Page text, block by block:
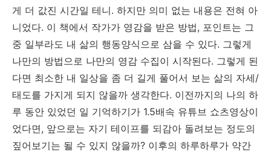
게 더 값진 시간일 테니. 하지만 의미 없는 내용은 전혀 아
니었다. 이 책에서 작가가 영감을 받은 방법, 포인트는 그
중 일부라도 내 삶의 행동양식으로 삼을 수 있다. 그렇게
나만의 방법으로 나만의 영감 수집이 시작된다. 그렇게 된
다면 최소한 내 일상을 좀 더 길게 풀어서 보는 삶의 자세/
태도를 가지게 되지 않을까 생각한다. 이전까지의 나의 하
루 동안 있었던 일 기억하기가 1.5배속 유튜브 쇼츠영상이
었다면, 앞으로는 자기 테이프를 되감아 돌려보는 정도의
짚어보기는 될 수 있지 않을까? 이후의 하루하루가 약간